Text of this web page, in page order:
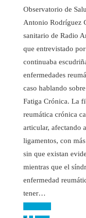
Observatorio de
Antonio Rodríguez
sanitario de Radio
que entrevistado
continuaba
enfermedades
caso hablando
Fatiga Crónica. La
reumática crónica
articular, afectando
ligamentos, con
sin que existan
mientras que el
enfermedad
tener…